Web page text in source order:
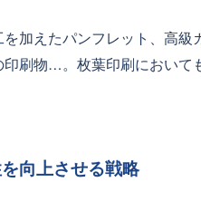
加えたパンフレット、高級
刷物…。枚葉印刷において
向上させる戦略